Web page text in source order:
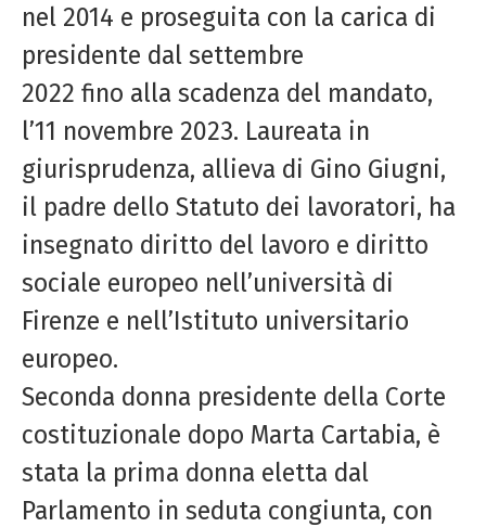
nel 2014 e proseguita con la carica di
presidente dal settembre
2022 fino alla scadenza del mandato,
l’11 novembre 2023. Laureata in
giurisprudenza, allieva di Gino Giugni,
il padre dello Statuto dei lavoratori, ha
insegnato diritto del lavoro e diritto
sociale europeo nell’università di
Firenze e nell’Istituto universitario
europeo.
Seconda donna presidente della Corte
costituzionale dopo Marta Cartabia, è
stata la prima donna eletta dal
Parlamento in seduta congiunta, con